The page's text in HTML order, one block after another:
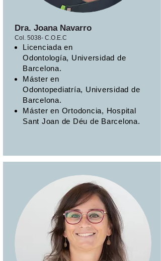
Dra. Joana Navarro
Col. 5038- C.O.E.C
Licenciada en
Odontología, Universidad de
Barcelona.
Máster en
Odontopediatría, Universidad de
Barcelona.
Máster en Ortodoncia, Hospital
Sant Joan de Déu de Barcelona.